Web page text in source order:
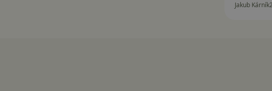
Jakub Kárník